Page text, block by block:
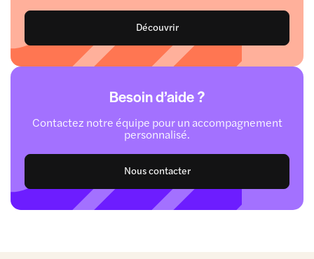
Découvrir
Besoin d’aide ?
Contactez notre équipe pour un accompagnement
personnalisé.
Nous contacter